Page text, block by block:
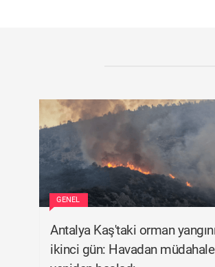
GENEL
Antalya Kaş'taki orman
ikinci gün: Havadan müdahale